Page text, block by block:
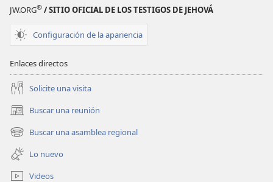
JW.ORG® / SITIO OFICIAL DE LOS TESTIGOS DE JEHOVÁ
Configuración de la apariencia
Enlaces directos
Solicite una visita
Buscar una reunión
(abre
una
nueva
ventana)
Buscar una asamblea regional
(abre
una
nueva
ventana)
Lo nuevo
Videos